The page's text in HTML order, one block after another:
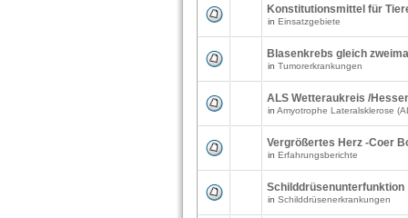
Konstitutionsmittel für
in Einsatzgebiete
Blasenkrebs gleich
in Tumorerkrankungen
ALS Wetteraukreis /
in Amyotrophe Lateralsklerose
Vergrößertes Herz -Coer
in Erfahrungsberichte
Schilddrüsenunterfunktion
in Schilddrüsenerkrankungen